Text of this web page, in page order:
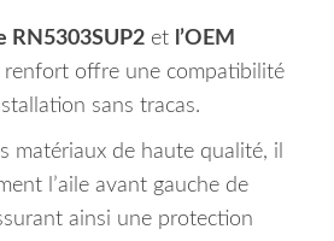
RN5303SUP2 et l’OEM
renfort offre une compatibilité
sans tracas.
matériaux de haute qualité, il
l’aile avant gauche de
ainsi une protection